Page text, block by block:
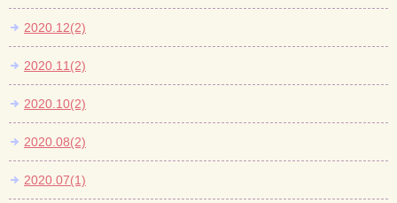
2020.12(2)
2020.11(2)
2020.10(2)
2020.08(2)
2020.07(1)